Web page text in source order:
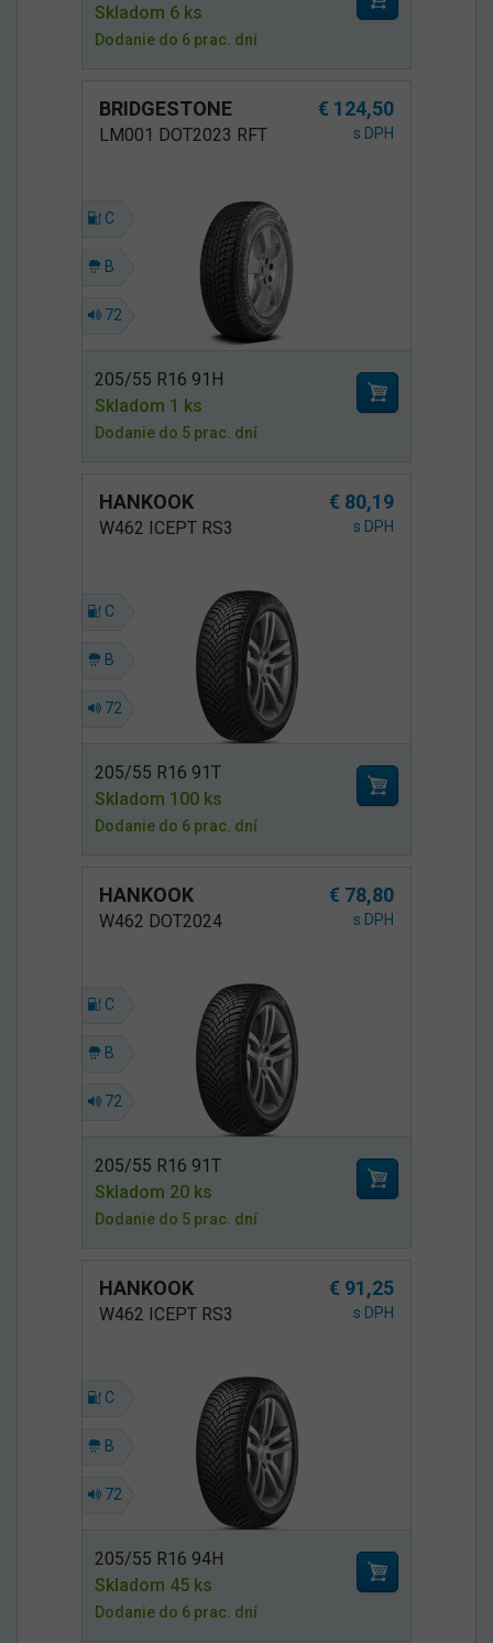
Skladom 6 ks
Dodanie do 6 prac. dní
BRIDGESTONE € 124,50
LM001 DOT2023 RFT s DPH
C
B
72
205/55 R16 91H
Skladom 1 ks
Dodanie do 5 prac. dní
HANKOOK € 80,19
W462 ICEPT RS3 s DPH
C
B
72
205/55 R16 91T
Skladom 100 ks
Dodanie do 6 prac. dní
HANKOOK € 78,80
W462 DOT2024 s DPH
C
B
72
205/55 R16 91T
Skladom 20 ks
Dodanie do 5 prac. dní
HANKOOK € 91,25
W462 ICEPT RS3 s DPH
C
B
72
205/55 R16 94H
Skladom 45 ks
Dodanie do 6 prac. dní